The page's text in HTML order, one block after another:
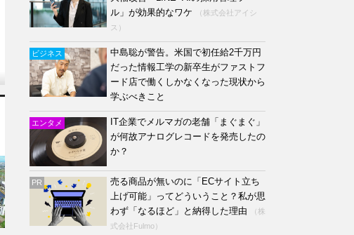
ル」が効果的なワケ
（株式会社アイシ
ス）
ビジネス
中島聡が警告。米国で初任給2千万円
だった情報工学の新卒生がファストフ
ード店で働くしかなくなった現状から
学ぶべきこと
エンタメ
IT企業でメルマガの老舗「まぐまぐ」
が何故アナログレコードを発売したの
か？
PR
売る商品が無いのに「ECサイト立ち
上げ可能」ってどういうこと？私が思
わず「なるほど」と納得した理由
（株
式会社Fulmo）